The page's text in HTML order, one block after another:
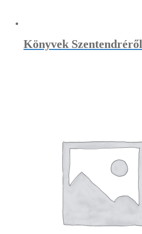
Könyvek Szentendréről